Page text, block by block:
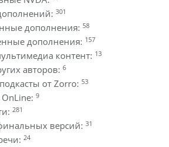
301
дополнения: 58
дополнения: 157
контент: 13
авторов: 6
от Zorro: 53
9
281
версий: 31
24